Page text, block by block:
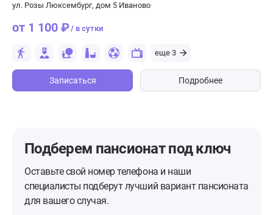
ул. Розы Люксембург, дом 5 Иваново
от 1 100 ₽/ в сутки
еще 3
Записаться Подробнее
Подберем пансионатпод ключ
Оставьте свой номер телефона и наши
специалисты подберут лучший вариант пансионата
для вашего случая.